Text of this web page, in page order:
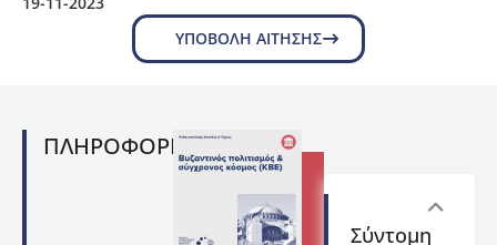
ΥΠΟΒΟΛΉ ΑΊΤΗΣΗΣ
ΠΛΗΡΟΦΟΡΙΕΣ
Σύντομη